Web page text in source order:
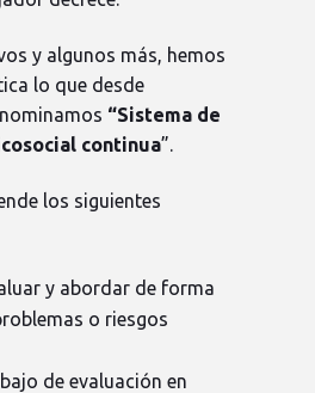
y algunos más, hemos
lo que desde
“Sistema de
continua”.
los siguientes
y abordar de forma
o riesgos
de evaluación en